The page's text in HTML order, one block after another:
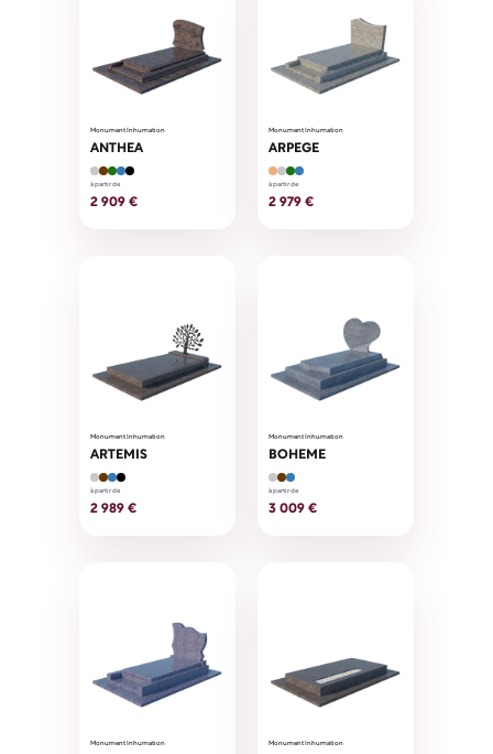
Monument Inhumation
ANTHEA
à partir de
2 909 €
Monument Inhumation
ARPEGE
à partir de
2 979 €
Monument Inhumation
ARTEMIS
à partir de
2 989 €
Monument Inhumation
BOHEME
à partir de
3 009 €
Monument Inhumation Monument Inhumation